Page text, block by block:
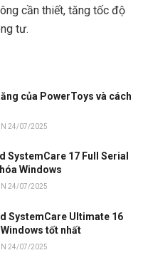
cần thiết, tăng tốc độ
tư.
của PowerToys và cách
24/07/2025
SystemCare 17 Full Serial
Windows
24/07/2025
SystemCare Ultimate 16
tốt nhất
24/07/2025